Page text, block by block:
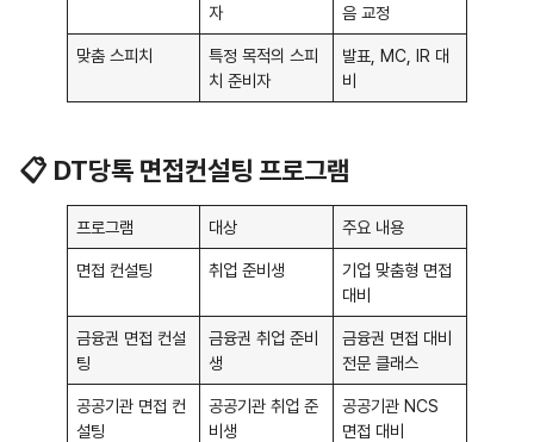
자
음 교정
맞춤 스피치
특정 목적의 스피
치 준비자
발표, MC, IR 대
비
📋 DT당톡 면접컨설팅 프로그램
프로그램 대상 주요 내용
면접 컨설팅 취업 준비생
기업 맞춤형 면접
대비
금융권 면접 컨설
팅
금융권 취업 준비
생
금융권 면접 대비
전문 클래스
공공기관 면접 컨
설팅
공공기관 취업 준
비생
공공기관 NCS
면접 대비